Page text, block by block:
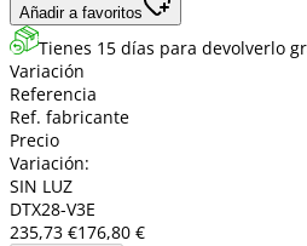
Añadir a favoritos
Tienes 15 días para devolverlo
Variación
Referencia
Ref. fabricante
Precio
Variación:
SIN LUZ
DTX28-V3E
235,73 €176,80 €